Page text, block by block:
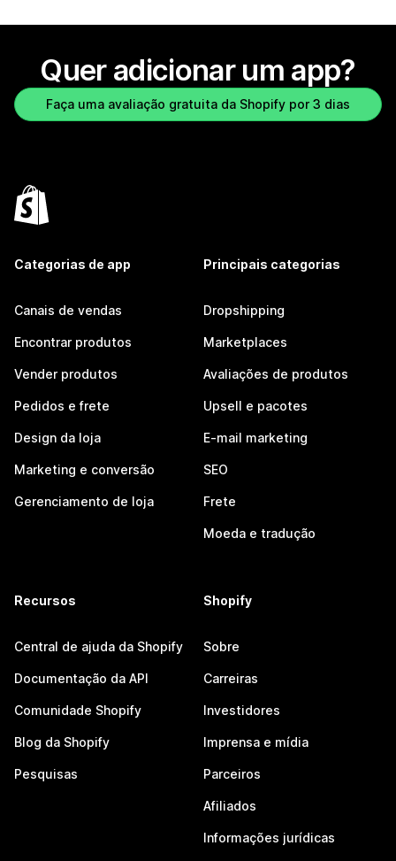
Quer adicionar um app?
Faça uma avaliação gratuita da Shopify por 3 dias
Categorias de app
Canais de vendas
Encontrar produtos
Vender produtos
Pedidos e frete
Design da loja
Marketing e conversão
Gerenciamento de loja
Principais categorias
Dropshipping
Marketplaces
Avaliações de produtos
Upsell e pacotes
E-mail marketing
SEO
Frete
Moeda e tradução
Recursos
Central de ajuda da Shopify
Documentação da API
Comunidade Shopify
Blog da Shopify
Pesquisas
Shopify
Sobre
Carreiras
Investidores
Imprensa e mídia
Parceiros
Afiliados
Informações jurídicas